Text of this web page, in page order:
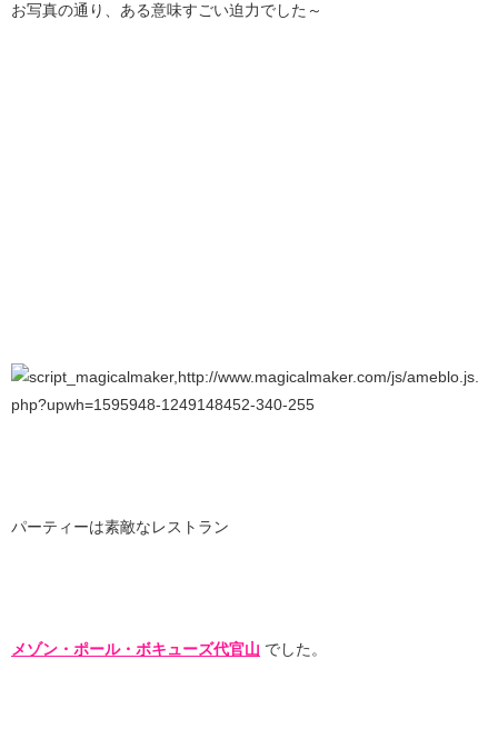
お写真の通り、ある意味すごい迫力でした～
パーティーは素敵なレストラン
メゾン・ポール・ボキューズ代官山 でした。